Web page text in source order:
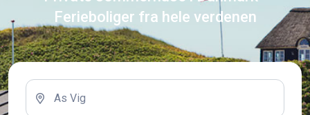
Ferieboliger fra hele verdenen